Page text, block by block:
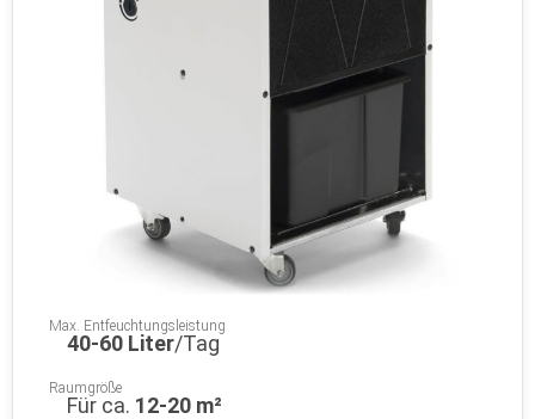
Max. Entfeuchtungsleistung
40-60 Liter/Tag
Raumgröße
Für ca. 12-20 m²